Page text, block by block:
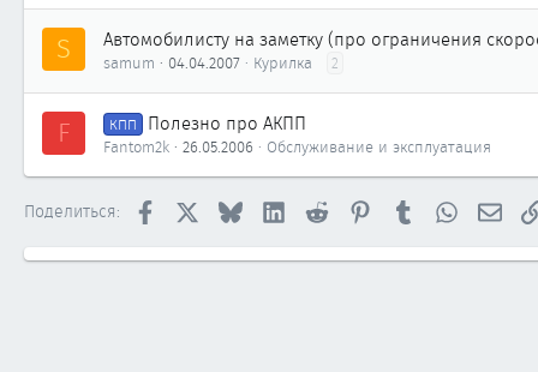
S Автомобилисту на заметку (про ограничения
samum 04.04.2007 Курилка 2
F КПП Полезно про АКПП
Fantom2k 26.05.2006 Обслуживание и эксплуатация
Поделиться: Facebook Bluesky LinkedInReddit PinterestTumblrWhatsApp